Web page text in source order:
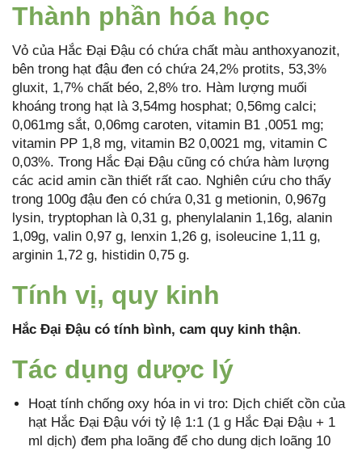
Thành phần hóa học
Vỏ của Hắc Đại Đậu có chứa chất màu anthoxyanozit,
bên trong hạt đậu đen có chứa 24,2% protits, 53,3%
gluxit, 1,7% chất béo, 2,8% tro. Hàm lượng muối
khoáng trong hạt là 3,54mg hosphat; 0,56mg calci;
0,061mg sắt, 0,06mg caroten, vitamin B1 ,0051 mg;
vitamin PP 1,8 mg, vitamin B2 0,0021 mg, vitamin C
0,03%. Trong Hắc Đại Đậu cũng có chứa hàm lượng
các acid amin cần thiết rất cao. Nghiên cứu cho thấy
trong 100g đậu đen có chứa 0,31 g metionin, 0,967g
lysin, tryptophan là 0,31 g, phenylalanin 1,16g, alanin
1,09g, valin 0,97 g, lenxin 1,26 g, isoleucine 1,11 g,
arginin 1,72 g, histidin 0,75 g.
Tính vị, quy kinh
Hắc Đại Đậu có tính bình, cam quy kinh thận.
Tác dụng dược lý
Hoạt tính chống oxy hóa in vi tro: Dịch chiết cồn của
hạt Hắc Đại Đậu với tỷ lệ 1:1 (1 g Hắc Đại Đậu + 1
ml dịch) đem pha loãng để cho dung dịch loãng 10